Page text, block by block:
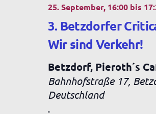
3. Betzdorfer
Wir sind Verkehr!
25. September, 16:00bis
Betzdorf, Pieroth´s
Bahnhofstraße 17,
Deutschland
-